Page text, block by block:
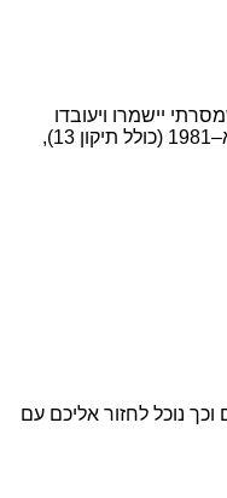
יישמרו ויעובדו
בהתאם לחוק הגנת הפרטיות, התשמ"א–1981 (כולל תיקון 13),
נוכל לחזור אליכם עם